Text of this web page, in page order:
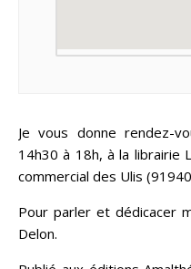
Je vous donne rendez-vous le 27 janvier prochain, de
14h30 à 18h, à la librairie
commercial des Ulis
Pour parler et dédicacer
Delon.